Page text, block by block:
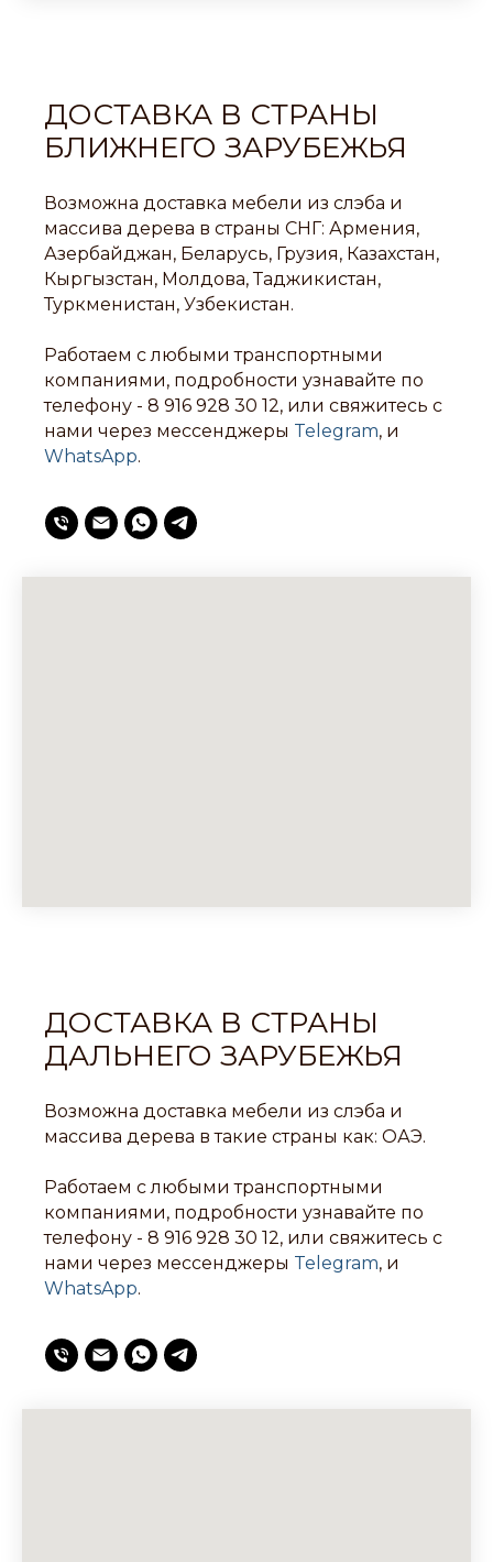
ДОСТАВКА В СТРАНЫ
БЛИЖНЕГО ЗАРУБЕЖЬЯ
Возможна доставка мебели из слэба и
массива дерева в страны СНГ: Армения,
Азербайджан, Беларусь, Грузия, Казахстан,
Кыргызстан, Молдова, Таджикистан,
Туркменистан, Узбекистан.
Работаем с любыми транспортными
компаниями, подробности узнавайте по
телефону - 8 916 928 30 12, или свяжитесь с
нами через мессенджеры Telegram, и
WhatsApp.
ДОСТАВКА В СТРАНЫ
ДАЛЬНЕГО ЗАРУБЕЖЬЯ
Возможна доставка мебели из слэба и
массива дерева в такие страны как: ОАЭ.
Работаем с любыми транспортными
компаниями, подробности узнавайте по
телефону - 8 916 928 30 12, или свяжитесь с
нами через мессенджеры Telegram, и
WhatsApp.